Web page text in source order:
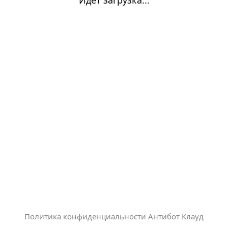
Политика конфиденциальности Антибот Клауд